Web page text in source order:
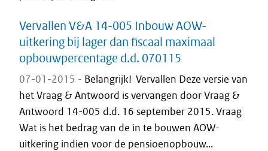
Vervallen V&A 14-005 Inbouw AOW-
uitkering bij lager dan fiscaal maximaal
opbouwpercentage d.d. 070115
07-01-2015 - Belangrijk! Vervallen Deze versie van
het Vraag & Antwoord is vervangen door Vraag &
Antwoord 14-005 d.d. 16 september 2015. Vraag
Wat is het bedrag van de in te bouwen AOW-
uitkering indien voor de pensioenopbouw...